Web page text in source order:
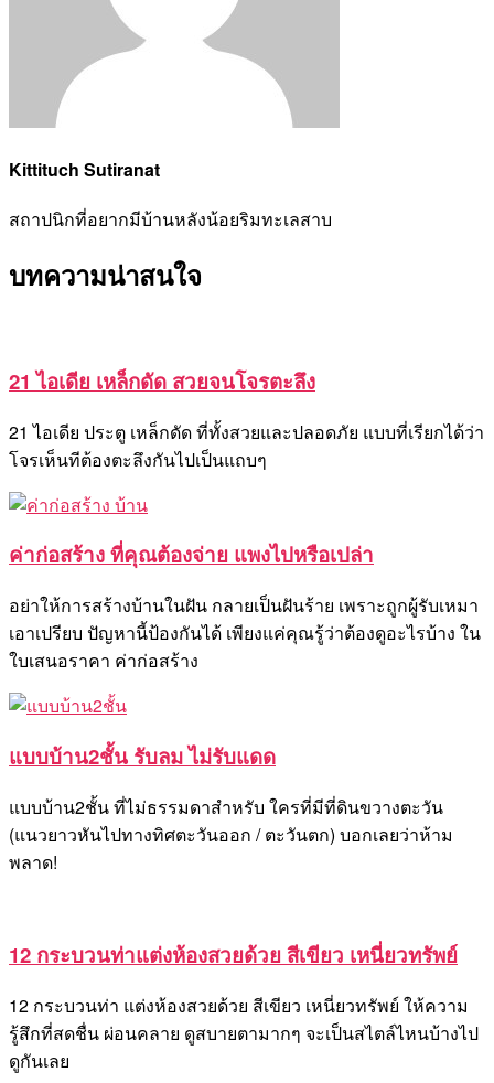
Kittituch Sutiranat
สถาปนิกที่อยากมีบ้านหลังน้อยริมทะเลสาบ
บทความน่าสนใจ
21 ไอเดีย เหล็กดัด สวยจนโจรตะลึง
21 ไอเดีย ประตู เหล็กดัด ที่ทั้งสวยและปลอดภัย แบบที่เรียกได้ว่า
โจรเห็นทีต้องตะลึงกันไปเป็นแถบๆ
ค่าก่อสร้าง ที่คุณต้องจ่าย แพงไปหรือเปล่า
อย่าให้การสร้างบ้านในฝัน กลายเป็นฝันร้าย เพราะถูกผู้รับเหมา
เอาเปรียบ ปัญหานี้ป้องกันได้ เพียงแค่คุณรู้ว่าต้องดูอะไรบ้าง ใน
ใบเสนอราคา ค่าก่อสร้าง
แบบบ้าน2ชั้น รับลม ไม่รับแดด
แบบบ้าน2ชั้น ที่ไม่ธรรมดาสำหรับ ใครที่มีที่ดินขวางตะวัน
(แนวยาวหันไปทางทิศตะวันออก / ตะวันตก) บอกเลยว่าห้าม
พลาด!
12 กระบวนท่าแต่งห้องสวยด้วย สีเขียว เหนี่ยวทรัพย์
12 กระบวนท่า แต่งห้องสวยด้วย สีเขียว เหนี่ยวทรัพย์ ให้ความ
รู้สึกที่สดชื่น ผ่อนคลาย ดูสบายตามากๆ จะเป็นสไตล์ไหนบ้างไป
ดูกันเลย